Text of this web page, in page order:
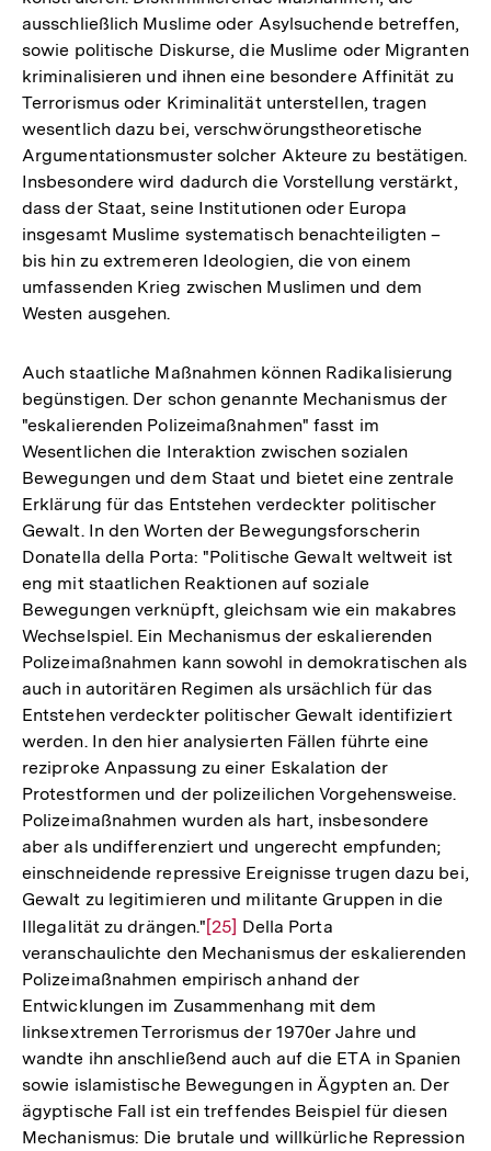
ausschließlich Muslime oder Asylsuchende betreffen,
sowie politische Diskurse, die Muslime oder Migranten
kriminalisieren und ihnen eine besondere Affinität zu
Terrorismus oder Kriminalität unterstellen, tragen
wesentlich dazu bei, verschwörungstheoretische
Argumentationsmuster solcher Akteure zu bestätigen.
Insbesondere wird dadurch die Vorstellung verstärkt,
dass der Staat, seine Institutionen oder Europa
insgesamt Muslime systematisch benachteiligten –
bis hin zu extremeren Ideologien, die von einem
umfassenden Krieg zwischen Muslimen und dem
Westen ausgehen.
Auch staatliche Maßnahmen können Radikalisierung
begünstigen. Der schon genannte Mechanismus der
"eskalierenden Polizeimaßnahmen" fasst im
Wesentlichen die Interaktion zwischen sozialen
Bewegungen und dem Staat und bietet eine zentrale
Erklärung für das Entstehen verdeckter politischer
Gewalt. In den Worten der Bewegungsforscherin
Donatella della Porta: "Politische Gewalt weltweit ist
eng mit staatlichen Reaktionen auf soziale
Bewegungen verknüpft, gleichsam wie ein makabres
Wechselspiel. Ein Mechanismus der eskalierenden
Polizeimaßnahmen kann sowohl in demokratischen als
auch in autoritären Regimen als ursächlich für das
Entstehen verdeckter politischer Gewalt identifiziert
werden. In den hier analysierten Fällen führte eine
reziproke Anpassung zu einer Eskalation der
Protestformen und der polizeilichen Vorgehensweise.
Polizeimaßnahmen wurden als hart, insbesondere
aber als undifferenziert und ungerecht empfunden;
einschneidende repressive Ereignisse trugen dazu bei,
Gewalt zu legitimieren und militante Gruppen in die
Illegalität zu drängen."Zur
Auflösung
der
Fußnote
[25] Della Porta
veranschaulichte den Mechanismus der eskalierenden
Polizeimaßnahmen empirisch anhand der
Entwicklungen im Zusammenhang mit dem
linksextremen Terrorismus der 1970er Jahre und
wandte ihn anschließend auch auf die ETA in Spanien
sowie islamistische Bewegungen in Ägypten an. Der
ägyptische Fall ist ein treffendes Beispiel für diesen
Mechanismus: Die brutale und willkürliche Repression